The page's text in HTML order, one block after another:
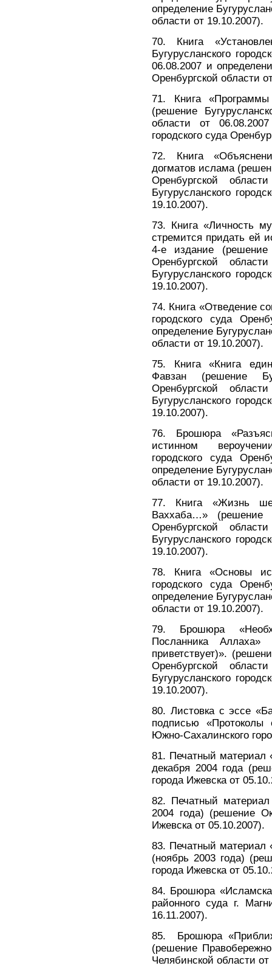
определение
области от 19.10.2007).
70. Книга
Бугурусланского
06.08.2007 и
Оренбургской области
71. Книга
(решение
области от
городского суда
72. Книга
догматов ислама
Оренбургской
Бугурусланского
19.10.2007).
73. Книга «Личность
стремится придать ей
4-е издание (решение
Оренбургской
Бугурусланского
19.10.2007).
74. Книга «Отведение
городского суда
определение
области от 19.10.2007).
75. Книга «Книга
Фавзан (решение
Оренбургской
Бугурусланского
19.10.2007).
76. Брошюра
истинном
городского суда
определение
области от 19.10.2007).
77. Книга «Жизнь
Ваххаба…» (решение
Оренбургской
Бугурусланского
19.10.2007).
78. Книга «Основы
городского суда
определение
области от 19.10.2007).
79. Брошюра
Посланника
приветствует)».
Оренбургской
Бугурусланского
19.10.2007).
80. Листовка с эссе
подписью «Протоколы
Южно-Сахалинского
81. Печатный материал
декабря 2004 года
города Ижевска от
82. Печатный
2004 года) (решение
Ижевска от 05.10.2007).
83. Печатный
(ноябрь 2003 года)
города Ижевска от
84. Брошюра
районного суда г.
16.11.2007).
85. Брошюра
(решение
Челябинской области